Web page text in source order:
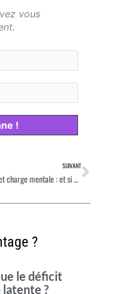
vous
SUIVANT
HPI et charge mentale : et si vous arrêtiez de porter les « petits singes » des autres ?
?
le déficit
latente ?